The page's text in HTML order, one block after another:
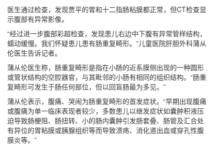
医生通过检查，发现贾平的胃和十二指肠粘膜都正常，但CT检查显
示腹部有异常影像。
“经过进一步腹部彩超检查，发现患儿右边中下腹有异常管样结构，
蠕动缓慢。我们怀疑患儿患有肠重复畸形。”儿童医院肝胆外科蒲从
伦医生告诉记者。
蒲从伦医生称，肠重复畸形是指在小肠的近系膜侧出现的一种圆形
或管状结构的空腔器官，与其毗邻的小肠有相同的组织结构。“肠重
复畸形可发生于肠任何部位，但以回盲肠最为多见。”
蒲从伦表示，腹痛、哭闹为肠重复畸形的首发症状。“早期出现腹痛
或腹痛为单一临床表现者较少，多数患儿以继发症状如囊肿积液压
迫导致肠梗阻、肠扭转、小的肠内囊肿引发肠套叠、肠管及汇合处
有异位的胃粘膜或胰腺组织等而导致溃疡、消化道出血或穿孔性腹
膜炎等。”